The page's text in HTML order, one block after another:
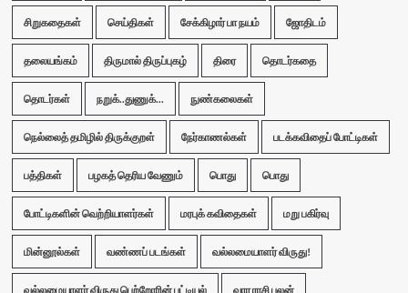
சிறுகதைகள் செய்திகள் சேக்கிழார் பா நயம் ஜோதிடம்
தலையங்கம் திருமால் திருப்புகழ் திரை தொடர்கதை
தொடர்கள் நறுக்..துணுக்... நுண்கலைகள்
நெல்லைத் தமிழில் திருக்குறள் நேர்காணல்கள் படக்கவிதைப் போட்டிகள்
பத்திகள் பழகத் தெரிய வேணும் பொது பொது
போட்டிகளின் வெற்றியாளர்கள் மரபுக் கவிதைகள் மறு பகிர்வு
மின்னூல்கள் வண்ணப் படங்கள் வல்லமையாளர் விருது!
வல்லமையாளர் விருது பெற்றோரின் பட்டியல் வார ராசி பலன்